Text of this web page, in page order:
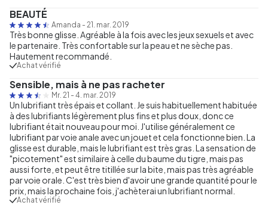
BEAUTÉ
Amanda - 21. mar. 2019
Très bonne glisse. Agréable à la fois avec les jeux sexuels et avec
le partenaire. Très confortable sur la peau et ne sèche pas.
Hautement recommandé.
Achat vérifié
Sensible, mais à ne pas racheter
Mr. 21 - 4. mar. 2019
Un lubrifiant très épais et collant. Je suis habituellement habituée
à des lubrifiants légèrement plus fins et plus doux, donc ce
lubrifiant était nouveau pour moi. J'utilise généralement ce
lubrifiant par voie anale avec un jouet et cela fonctionne bien. La
glisse est durable, mais le lubrifiant est très gras. La sensation de
"picotement" est similaire à celle du baume du tigre, mais pas
aussi forte, et peut être titillée sur la bite, mais pas très agréable
par voie orale. C'est très bien d'avoir une grande quantité pour le
prix, mais la prochaine fois, j'achèterai un lubrifiant normal.
Achat vérifié